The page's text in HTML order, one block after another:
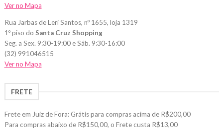
Ver no Mapa
Rua Jarbas de Leri Santos, nº 1655, loja 1319
1º piso do Santa Cruz Shopping
Seg. a Sex. 9:30-19:00 e Sáb. 9:30-16:00
(32) 991046515
Ver no Mapa
FRETE
Frete em Juiz de Fora: Grátis para compras acima de R$200,00
Para compras abaixo de R$150,00, o Frete custa R$13,00